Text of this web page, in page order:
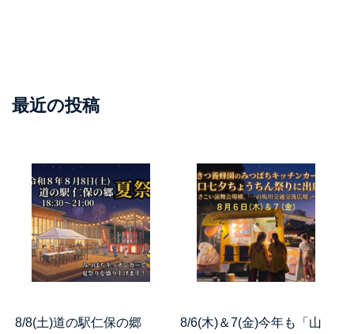
最近の投稿
8/8(土)道の駅仁保の郷
8/6(木)＆7(金)今年も「山